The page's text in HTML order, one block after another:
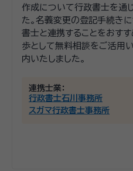
作成について行政書士を通
た。名義変更の登記手続き
書士と連携することをおすす
歩として無料相談をご活用
内いたしました。
連携士業：
行政書士石川事務所
スガマ行政書士事務所